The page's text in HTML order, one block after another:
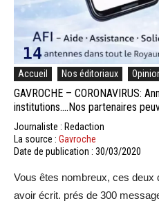
Accueil Nos éditoriaux
GAVROCHE – CORONAVIRUS:
institutions….Nos partenaires
Journaliste : Redaction
La source : Gavroche
Date de publication : 30/03/2020
Vous êtes nombreux, ces deux
avoir écrit. prés de 300